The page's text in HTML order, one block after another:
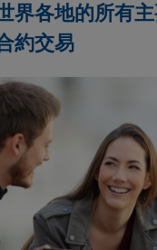
界各地的所有
約交易